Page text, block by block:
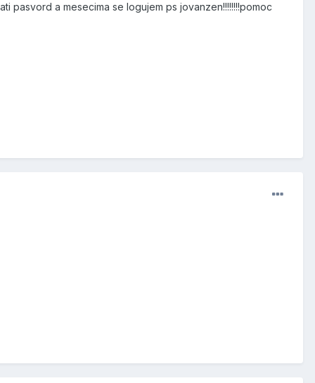
pasvord a mesecima se logujem ps jovanzen!!!!!!!!pomoc